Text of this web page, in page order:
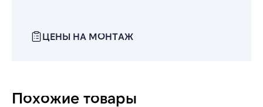
ЦЕНЫ НА МОНТАЖ
Похожие товары